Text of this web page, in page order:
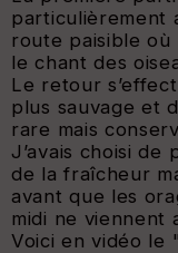
particulièrement
route paisible où
le chant des
Le retour
plus sauvage et
rare mais
J’avais choisi
de la fraîcheur
avant que les
midi ne viennent
Voici en vidéo le